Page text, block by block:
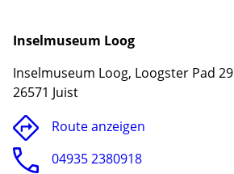
Inselmuseum Loog
Inselmuseum Loog, Loogster Pad 29
26571 Juist
Route anzeigen
04935 2380918